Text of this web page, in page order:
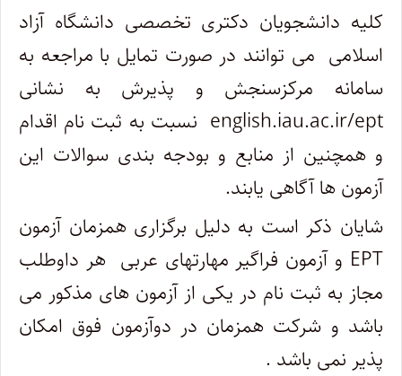
کلیه دانشجویان دکتری تخصصی دانشگاه آزاد
اسلامی می توانند در صورت تمایل با مراجعه به
سامانه مرکزسنجش و پذیرش به نشانی
english.iau.ac.ir/ept نسبت به ثبت نام اقدام
و همچنین از منابع و بودجه بندی سوالات این
آزمون ها آگاهی یابند.
شایان ذکر است به دلیل برگزاری همزمان آزمون
EPT و آزمون فراگیر مهارتهای عربی هر داوطلب
مجاز به ثبت نام در یکی از آزمون های مذکور می
باشد و شرکت همزمان در دوآزمون فوق امکان
پذیر نمی باشد .